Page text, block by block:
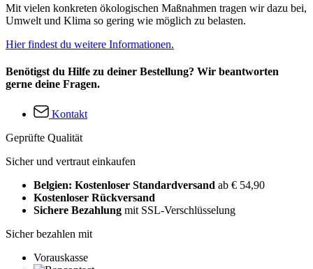
Mit vielen konkreten ökologischen Maßnahmen tragen wir dazu bei,
Umwelt und Klima so gering wie möglich zu belasten.
Hier findest du weitere Informationen.
Benötigst du Hilfe zu deiner Bestellung? Wir beantworten
gerne deine Fragen.
Kontakt
Geprüfte Qualität
Sicher und vertraut einkaufen
Belgien: Kostenloser Standardversand ab € 54,90
Kostenloser Rückversand
Sichere Bezahlung mit SSL-Verschlüsselung
Sicher bezahlen mit
Vorauskasse